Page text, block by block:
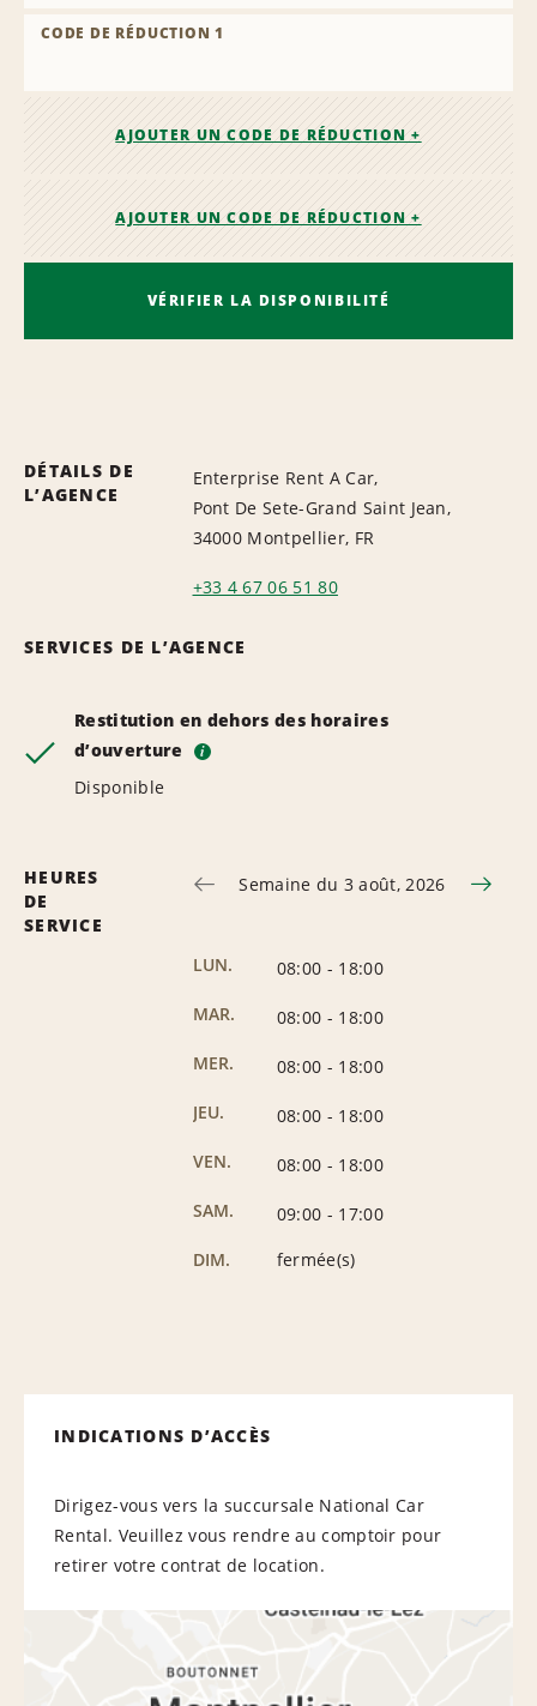
CODE DE RÉDUCTION 1
AJOUTER UN CODE DE RÉDUCTION +
AJOUTER UN CODE DE RÉDUCTION +
VÉRIFIER LA DISPONIBILITÉ
DÉTAILS DE
L’AGENCE
Enterprise Rent A Car,
Pont De Sete-Grand Saint Jean,
34000 Montpellier, FR
+33 4 67 06 51 80
SERVICES DE L’AGENCE
Restitution en dehors des horaires
d’ouverture
i
Disponible
HEURES
DE
SERVICE
Semaine du 3 août, 2026
LUN. 08:00 - 18:00
MAR.
08:00 - 18:00
MER.
08:00 - 18:00
JEU.
08:00 - 18:00
VEN.
08:00 - 18:00
SAM.
09:00 - 17:00
DIM.
fermée(s)
INDICATIONS D’ACCÈS
Dirigez-vous vers la succursale National Car
Rental. Veuillez vous rendre au comptoir pour
retirer votre contrat de location.